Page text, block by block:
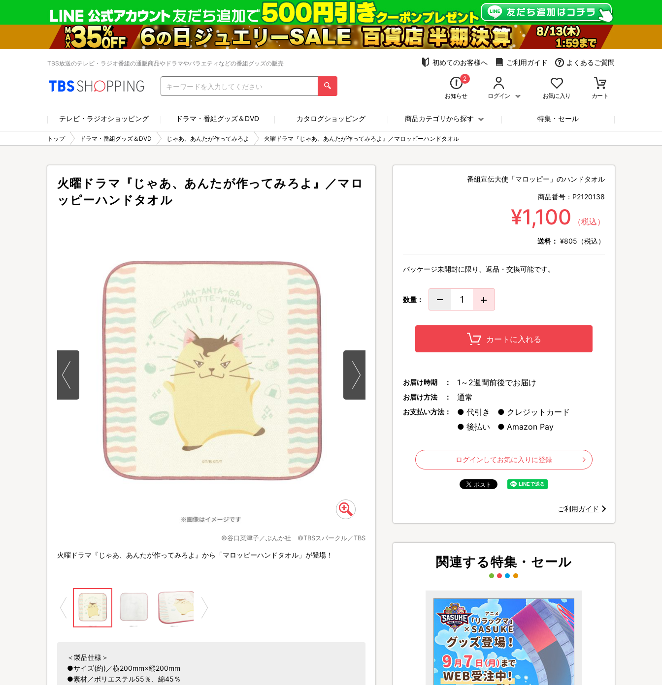
TBS放送のテレビ・ラジオ番組の通販商品やドラマやバラエティなどの番組グッズの販売 初めてのお客様へ ご利用ガイド よくあるご質問
2
お知らせ ログイン お気に入り カート
テレビ・ラジオショッピング ドラマ・番組グッズ＆DVD カタログショッピング 商品カテゴリから探す 特集・セール
トップ ドラマ・番組グッズ＆DVD じゃあ、あんたが作ってみろよ 火曜ドラマ『じゃあ、あんたが作ってみろよ』／マロッピーハンドタオル
火曜ドラマ『じゃあ、あんたが作ってみろよ』／マロ
ッピーハンドタオル
©谷口菜津子／ぶんか社 ©TBSスパークル／TBS
火曜ドラマ『じゃあ、あんたが作ってみろよ』から「マロッピーハンドタオル」が登場！
＜製品仕様＞
●サイズ(約)／横200mm×縦200mm
●素材／ポリエステル55％、綿45％
番組宣伝大使「マロッピー」のハンドタオル
商品番号： P2120138
¥1,100 （税込）
送料： ¥805（税込）
パッケージ未開封に限り、返品・交換可能です。
数量：
カートに入れる
お届け時期 ： 1～2週間前後でお届け
お届け方法 ： 通常
お支払い方法： 代引き
クレジットカード
後払い
Amazon Pay
ログインしてお気に入りに登録
ご利用ガイド
関連する特集・セール